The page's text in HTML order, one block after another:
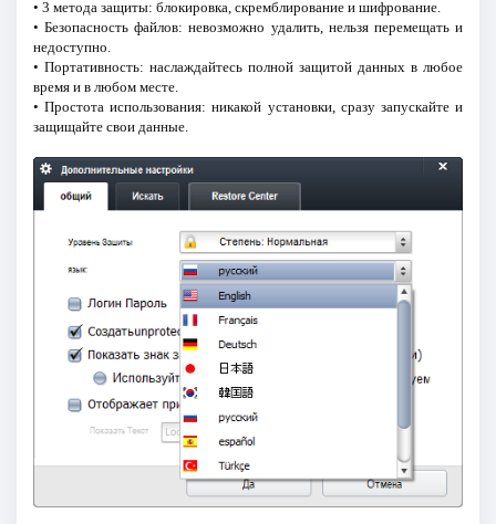
• 3 метода защиты: блокировка, скремблирование и шифрование.
• Безопасность файлов: невозможно удалить, нельзя перемещать и
недоступно.
• Портативность: наслаждайтесь полной защитой данных в любое
время и в любом месте.
• Простота использования: никакой установки, сразу запускайте и
защищайте свои данные.